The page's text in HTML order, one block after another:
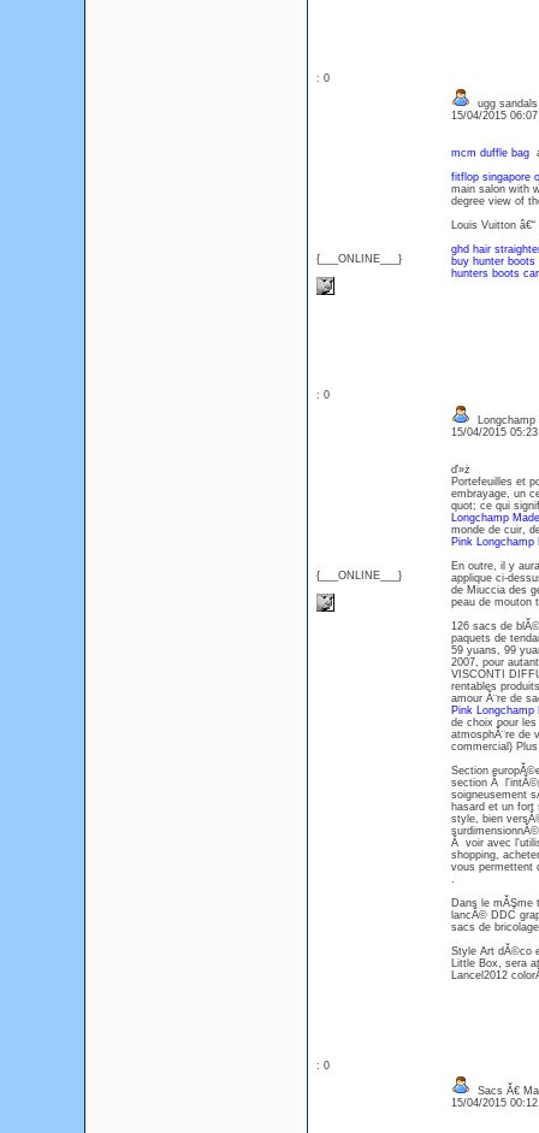
: 0
{___ONLINE___}
ugg
15/04/2015
mcm duffle bag
fitflop singapore
main salon with
degree view of
Louis Vuitton
ghd hair
buy hunter boots
hunters boots
: 0
{___ONLINE___}
15/04/2015
ď»ż
Portefeuilles et
embrayage, un
quot; ce qui
Longchamp
monde de cuir,
Pink Longchamp
En outre, il y
applique ci-
de Miuccia des
peau de mouton
126 sacs de
paquets de
59 yuans, 99
2007, pour
VISCONTI
rentables
amour Ă¨re de
Pink Longchamp
de choix pour
atmosphĂ¨re de
commercial)
Section
section Ă
soigneusement
hasard et un fort
style, bien
Ă voir avec
shopping,
vous permettent
.
Dans le mĂŞme
lancĂ© DDC
sacs de
Style Art dĂ©co
Little Box, sera
Lancel2012
: 0
Sacs Ă€
15/04/2015